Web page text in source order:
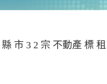
市 3 2 宗 不動產 標 租